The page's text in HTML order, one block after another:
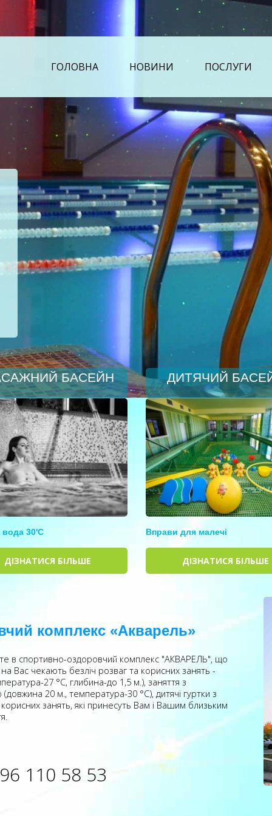
ГОЛОВНА НОВИНИ ПОСЛУГИ
БАСЕЙН
вода 30'С
ДІЗНАТИСЯ БІЛЬШЕ
ДИТЯЧИЙ
Вправи для малечі
ДІЗНАТИСЯ БІЛЬШЕ
комплекс «Акварель»
в спортивно-оздоровчий комплекс "АКВАРЕЛЬ", що
Вас чекають безліч розваг та корисних занять -
27 °С, глибина-до 1,5 м.), заняття з
20 м., температура-30 °С), дитячі гуртки з
занять, які принесуть Вам і Вашим близьким
110 58 53